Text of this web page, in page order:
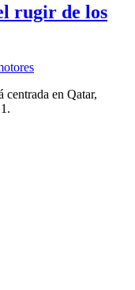
rugir de los
centrada en Qatar,